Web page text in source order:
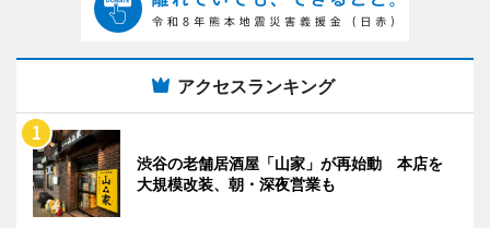
アクセスランキング
渋谷の老舗居酒屋「山家」が再始動 本店を
大規模改装、朝・深夜営業も